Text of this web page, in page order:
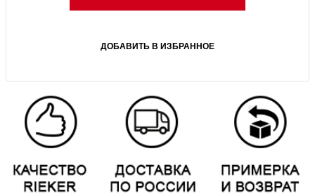
ДОБАВИТЬ В ИЗБРАННОЕ